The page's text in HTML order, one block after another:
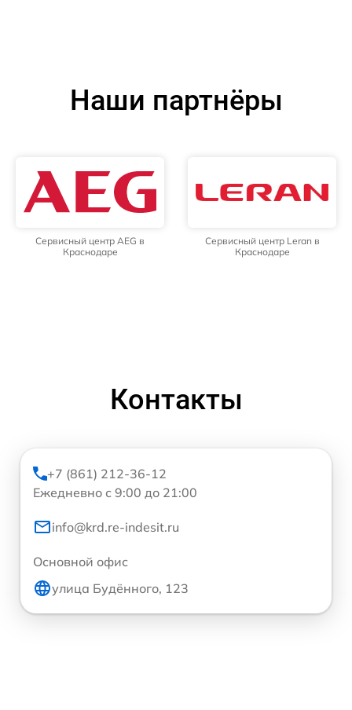
Наши партнёры
Сервисный центр AEG в
Краснодаре
Сервисный центр Leran в
Краснодаре
Контакты
+7 (861) 212-36-12
Ежедневно с 9:00 до 21:00
info@krd.re-indesit.ru
Основной офис
улица Будённого, 123